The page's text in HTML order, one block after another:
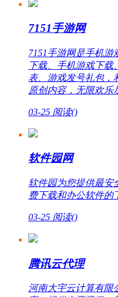
7151手游网
7151手游网是手机
下载、手机游戏下载
表、游戏发号礼包，
原创内容，无限欢乐
03-25 阅读()
软件园网
软件园为您提供最安
费下载和办公软件的
03-25 阅读()
腾讯云代理
河南大宇云计算有限